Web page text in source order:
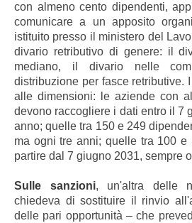
con almeno cento dipendenti,
comunicare a un apposito
istituito presso il ministero del
divario retributivo di genere: il
mediano, il divario nelle
distribuzione per fasce retributive.
alle dimensioni: le aziende con
devono raccogliere i dati entro il 7
anno; quelle tra 150 e 249
ma ogni tre anni; quelle tra 100 e
partire dal 7 giugno 2031, sempre
Sulle sanzioni, un'altra delle
chiedeva di sostituire il rinvio
delle pari opportunità – che